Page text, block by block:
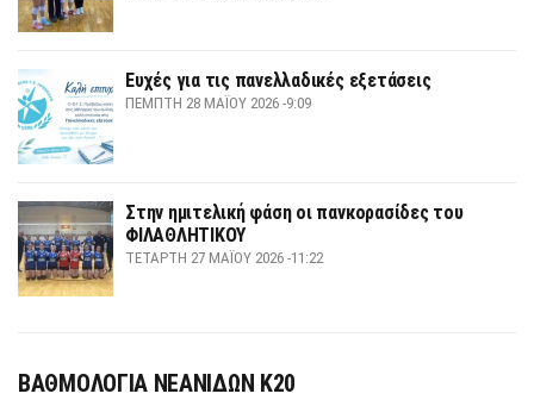
Ευχές για τις πανελλαδικές εξετάσεις
ΠΈΜΠΤΗ 28 ΜΑΪ́ΟΥ 2026 -9:09
Στην ημιτελική φάση οι πανκορασίδες του
ΦΙΛΑΘΛΗΤΙΚΟΥ
ΤΕΤΆΡΤΗ 27 ΜΑΪ́ΟΥ 2026 -11:22
ΒΑΘΜΟΛΟΓΙΑ ΝΕΑΝΙΔΩΝ Κ20